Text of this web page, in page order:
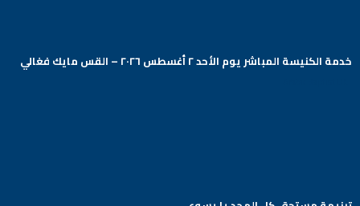
خدمة الكنيسة المباشر يوم الأحد ٢ أغسطس ٢٠٢٦ – القس مايك فغالي